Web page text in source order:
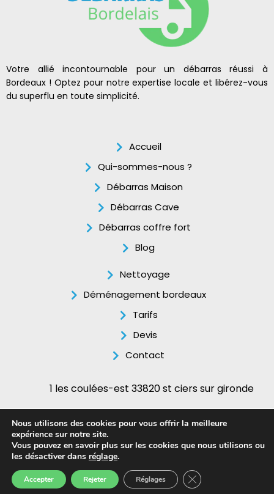
Accueil A Propos Devis
Votre allié incontournable pour un débarras réussi à
Bordeaux ! Optez pour notre expertise locale et libérez-vous
du superflu en toute simplicité.
Accueil
Qui-sommes-nous ?
Débarras Maison
Débarras Cave
Débarras coffre fort
Blog
Nettoyage
Déménagement bordeaux
Tarifs
Devis
Contact
1 les coulées-est 33820 st ciers sur gironde
Copyright © 2026 Débarras Bordelais
Mentions légales–Politique de confidentialité–Plan du
site–webmaster gironde
Nous utilisons des cookies pour vous offrir la meilleure
expérience sur notre site.
Vous pouvez en savoir plus sur les cookies que nous utilisons ou
les désactiver dans réglage.
Accepter Rejeter Réglages Fermer la bannière